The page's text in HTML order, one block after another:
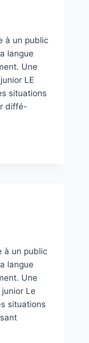
à un public
langue
Une
LE
situations
diffé-
à un public
langue
Une
Le
situations